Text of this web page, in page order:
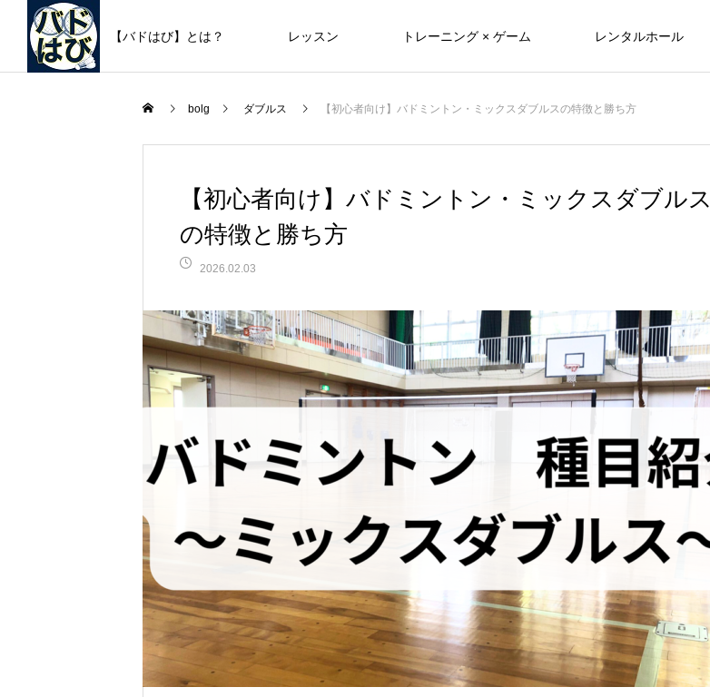
【バドはび】とは？ レッスン トレーニング × ゲーム レンタルホール
bolg ダブルス 【初心者向け】バドミントン・ミックスダブルスの特徴と勝ち方
【初心者向け】バドミントン・ミックスダブルス
の特徴と勝ち方
2026.02.03